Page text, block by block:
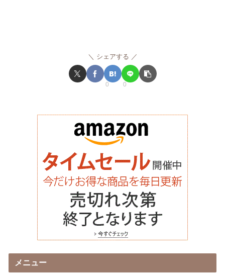
シェアする
0 0
メニュー